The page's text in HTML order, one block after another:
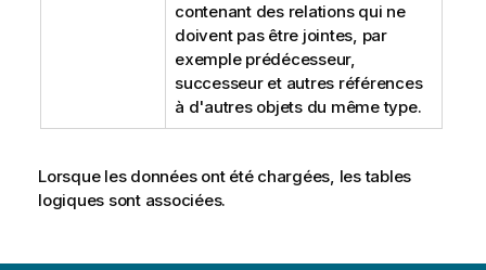
contenant des relations qui ne
doivent pas être jointes, par
exemple prédécesseur,
successeur et autres références
à d'autres objets du même type.
Lorsque les données ont été chargées, les tables
logiques sont associées.